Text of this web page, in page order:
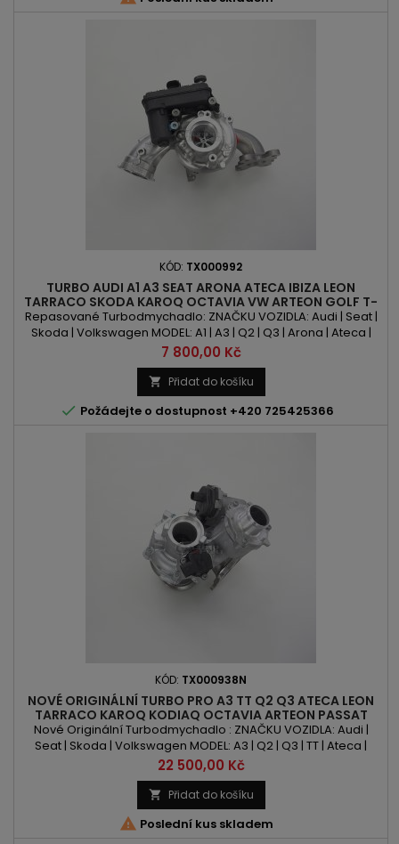
KÓD: TX000992
TURBO AUDI A1 A3 SEAT ARONA ATECA IBIZA LEON
TARRACO SKODA KAROQ OCTAVIA VW ARTEON GOLF T-
ROC 1.5TSI/TFSI 105PS/110KW
Repasované Turbodmychadlo: ZNAČKU VOZIDLA: Audi | Seat |
Skoda | Volkswagen MODEL: A1 | A3 | Q2 | Q3 | Arona | Ateca |
Ibiza | Leon | Tarraco | Karoq | Octavia | Arteon | Golf | T-Roc
KÓD MOTORU: DADA | DFYA | DPCA | DXDB OBSAH: 1498ccm | 1.5
TSI / TFSI VÝKON: 150PS | 110kW ROK VÝROBY: 2017 -
Cena
7 800,00 Kč
 Přidat do košíku
 Požádejte o dostupnost +420 725425366
KÓD: TX000938N
NOVÉ ORIGINÁLNÍ TURBO PRO A3 TT Q2 Q3 ATECA LEON
TARRACO KAROQ KODIAQ OCTAVIA ARTEON PASSAT
POLO T-ROC TIGUAN 2.0TSI/TFSI
Nové Originální Turbodmychadlo : ZNAČKU VOZIDLA: Audi |
Seat | Skoda | Volkswagen MODEL: A3 | Q2 | Q3 | TT | Ateca |
Leon | Tarraco | Karoq | Kodiaq | Octavia | Arteon | Passat | Polo
| T-Roc | Tiguan KÓD MOTORU: CZPA | CZPB | DGUA | DGVA |
DKTC | DKZA | DKZB | DKZC | DNLA | DRFA | DTEA OBSAH: 1984ccm
2.0 TSI | 2.0 TFSI VÝKON: 180PS/132kW | 186PS/137kW |...
Cena
22 500,00 Kč
 Přidat do košíku
 Poslední kus skladem